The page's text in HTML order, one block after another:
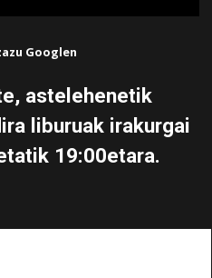
Googlen
astelehenetik
liburuak irakurgai
19:00etara.